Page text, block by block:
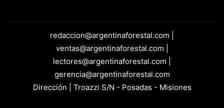
redaccion@argentinaforestal.com |
ventas@argentinaforestal.com |
lectores@argentinaforestal.com |
gerencia@argentinaforestal.com
Dirección | Troazzi S/N - Posadas - Misiones